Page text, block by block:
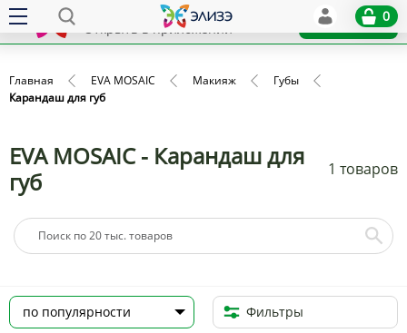
x
Открыть в приложении
Установить
0
Главная EVA MOSAIC Макияж
Губы
Карандаш для губ
EVA MOSAIC - Карандаш для
губ
1 товаров
Фильтры